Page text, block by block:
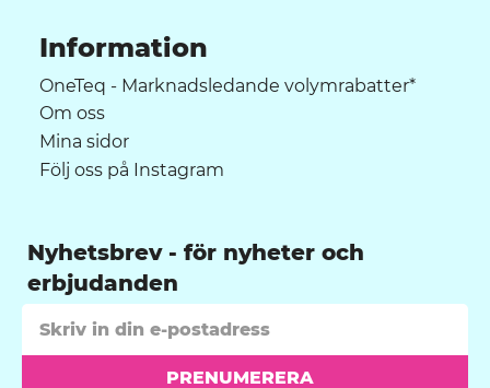
Information
OneTeq - Marknadsledande volymrabatter*
Om oss
Mina sidor
Följ oss på Instagram
Nyhetsbrev
PRENUMERERA